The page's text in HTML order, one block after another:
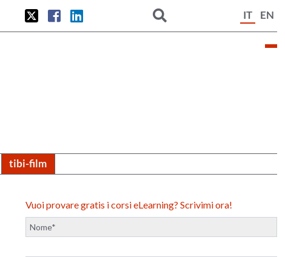
IT EN
tibi-film
Vuoi provare gratis i corsi eLearning? Scrivimi ora!